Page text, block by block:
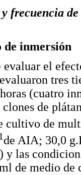
frecuencia
de inmersión
el
tres
(cuatro
de
cultivo de
de AIA; 30,0
y las
de medio de